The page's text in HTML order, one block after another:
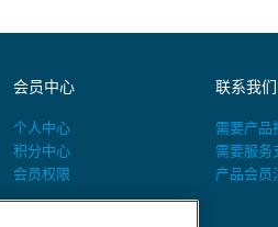
会员中心
个人中心
积分中心
会员权限
联系我们
需要产品
需要服务
产品会员